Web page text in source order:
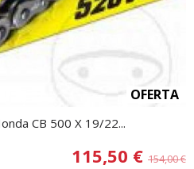
OFERTA
CB 500 X 19/22...
115,50 € 154,00 €